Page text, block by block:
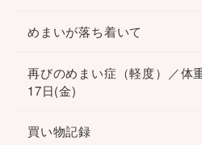
めまいが落ち着いて
再びのめまい症（軽度）／体
17日(金)
買い物記録